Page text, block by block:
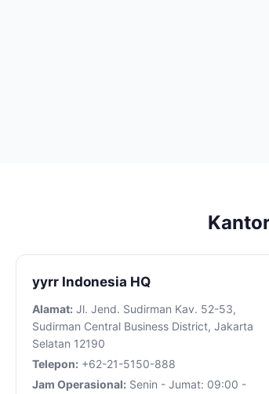
yyrr Indonesia HQ
Alamat: Jl. Jend. Sudirman Kav. 52-53,
Sudirman Central Business District, Jakarta
Selatan 12190
Telepon: +62-21-5150-888
Jam Operasional: Senin - Jumat: 09:00 -